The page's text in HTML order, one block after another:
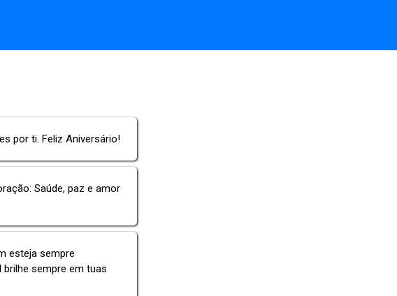
por ti. Feliz Aniversário!
Saúde, paz e amor
esteja sempre
sempre em tuas